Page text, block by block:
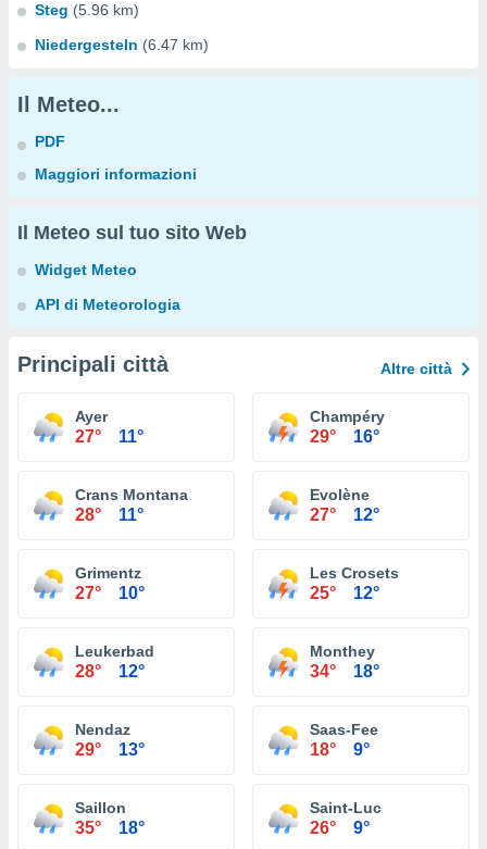
Steg (5.96 km)
Niedergesteln (6.47 km)
Il Meteo...
PDF
Maggiori informazioni
Il Meteo sul tuo sito Web
Widget Meteo
API di Meteorologia
Principali città Altre città
Ayer
27° 11°
Champéry
29° 16°
Crans Montana
28° 11°
Evolène
27° 12°
Grimentz
27° 10°
Les Crosets
25° 12°
Leukerbad
28° 12°
Monthey
34° 18°
Nendaz
29° 13°
Saas-Fee
18° 9°
Saillon
35° 18°
Saint-Luc
26° 9°